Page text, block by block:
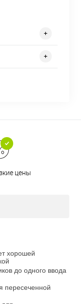
цены
хорошей
до одного ввода
пересеченной